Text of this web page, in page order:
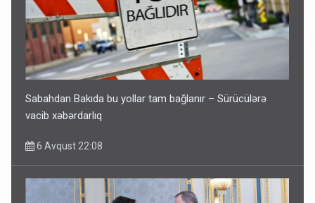
Sabahdan Bakıda bu yollar tam bağlanır – Sürücülərə
vacib xəbərdarlıq
6 Avqust 22:08